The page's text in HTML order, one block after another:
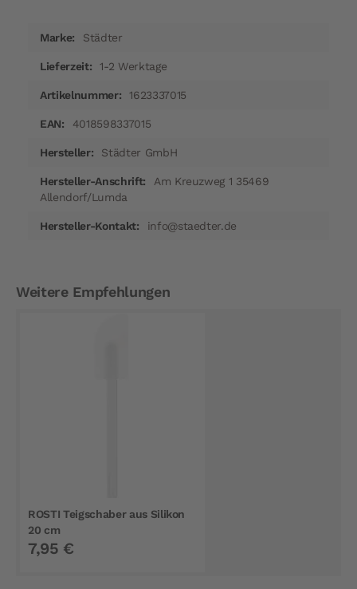
InformationenStädter
1-2 Werktage
1623337015
4018598337015
Städter GmbH
Am Kreuzweg 1 35469
Allendorf/Lumda
info@staedter.de
Weitere Empfehlungen
ROSTI Teigschaber aus Silikon
20 cm
7,95 €